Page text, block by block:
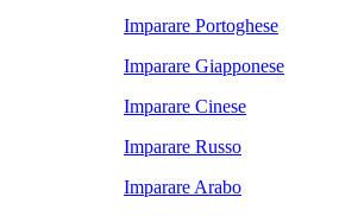
Imparare Portoghese
Imparare Giapponese
Imparare Cinese
Imparare Russo
Imparare Arabo